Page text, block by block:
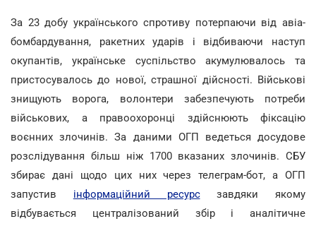
За 23 добу українського спротиву потерпаючи від авіа-
бомбардування, ракетних ударів і відбиваючи наступ
окупантів, українське суспільство акумулювалось та
пристосувалось до нової, страшної дійсності. Військові
знищують ворога, волонтери забезпечують потреби
військових, а правоохоронці здійснюють фіксацію
воєнних злочинів. За даними ОГП ведеться досудове
розслідування більш ніж 1700 вказаних злочинів. СБУ
збирає дані щодо цих них через телеграм-бот, а ОГП
запустив інформаційний ресурс
завдяки якому
відбувається централізований збір і аналітичне